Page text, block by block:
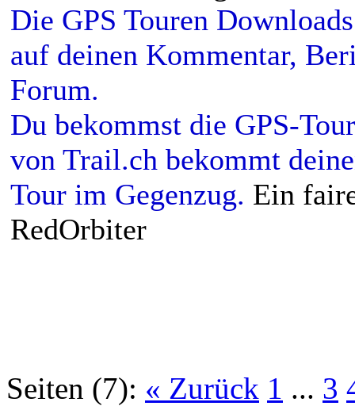
Die GPS Touren
auf deinen Kommentar,
Forum.
Du bekommst die GPS-
von Trail.ch bekommt
Tour im Gegenzug. Ein
RedOrbiter
Seiten (7): « Zurück 1 ... 3